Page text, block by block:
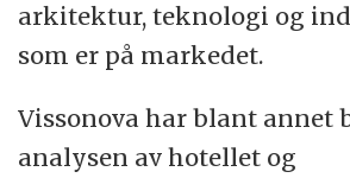
arkitektur, teknologi og
som er på markedet.
Vissonova har blant annet
analysen av hotellet og